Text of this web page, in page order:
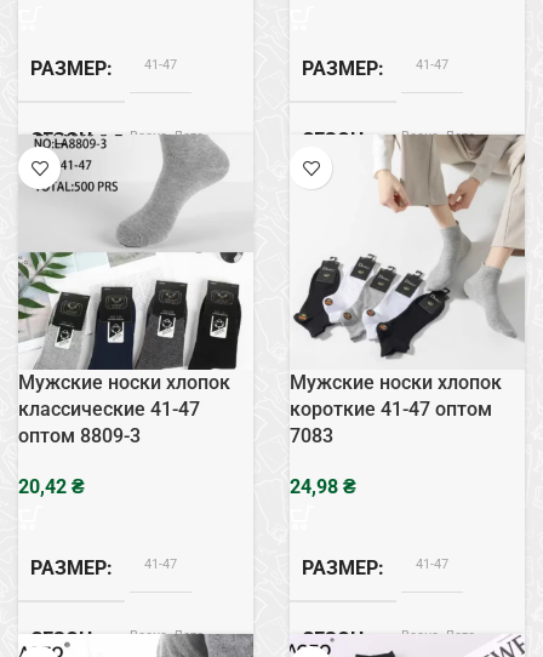
РАЗМЕР 41-47
СЕЗОН Весна, Лето
Хлопок
ТИП
РАЗМЕР 41-47
СЕЗОН Весна, Лето
Хлопок
ЦВЕТ Белый
Следы
Мужские носки хлопок
классические 41-47
оптом 8809-3
₴
РАЗМЕР 41-47
СЕЗОН Весна, Лето
Мужские носки хлопок
короткие 41-47 оптом
7083
₴
РАЗМЕР 41-47
СЕЗОН Весна, Лето